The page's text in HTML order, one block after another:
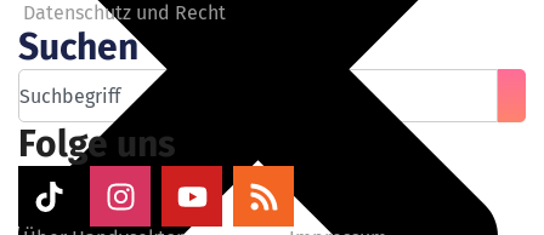
Datenschutz und Recht
Suchen
Folge uns